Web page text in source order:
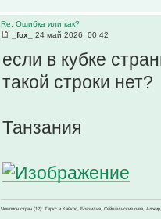
Re: Ошибка или как?
_fox_
24 май 2026, 00:42
если в кубке
такой строки нет?
Танзания
Чемпион стран (12): Теркс и Кайкос, Бразилия, Сейшельские о-ва,